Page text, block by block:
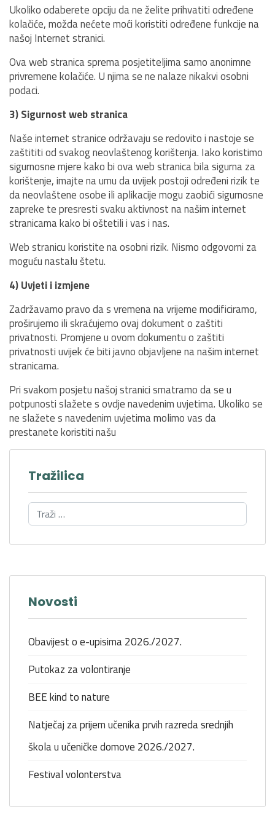
Ukoliko odaberete opciju da ne želite prihvatiti određene
kolačiće, možda nećete moći koristiti određene funkcije na
našoj Internet stranici.
Ova web stranica sprema posjetiteljima samo anonimne
privremene kolačiće. U njima se ne nalaze nikakvi osobni
podaci.
3) Sigurnost web stranica
Naše internet stranice održavaju se redovito i nastoje se
zaštititi od svakog neovlaštenog korištenja. Iako koristimo
sigurnosne mjere kako bi ova web stranica bila sigurna za
korištenje, imajte na umu da uvijek postoji određeni rizik te
da neovlaštene osobe ili aplikacije mogu zaobići sigurnosne
zapreke te presresti svaku aktivnost na našim internet
stranicama kako bi oštetili i vas i nas.
Web stranicu koristite na osobni rizik. Nismo odgovorni za
moguću nastalu štetu.
4) Uvjeti i izmjene
Zadržavamo pravo da s vremena na vrijeme modificiramo,
proširujemo ili skraćujemo ovaj dokument o zaštiti
privatnosti. Promjene u ovom dokumentu o zaštiti
privatnosti uvijek će biti javno objavljene na našim internet
stranicama.
Pri svakom posjetu našoj stranici smatramo da se u
potpunosti slažete s ovdje navedenim uvjetima. Ukoliko se
ne slažete s navedenim uvjetima molimo vas da
prestanete koristiti našu
Tražilica
Novosti
Obavijest o e-upisima 2026./2027.
Putokaz za volontiranje
BEE kind to nature
Natječaj za prijem učenika prvih razreda srednjih
škola u učeničke domove 2026./2027.
Festival volonterstva